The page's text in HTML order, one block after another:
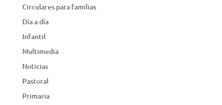
Circulares para familias
Día a día
Infantil
Multimedia
Noticias
Pastoral
Primaria